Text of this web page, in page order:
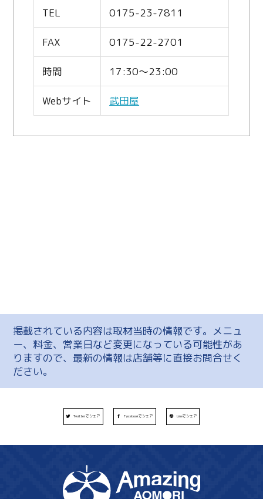
TEL 0175-23-7811
FAX 0175-22-2701
時間 17:30～23:00
Webサイト 武田屋
掲載されている内容は取材当時の情報です。メニュ
ー、料金、営業日など変更になっている可能性があ
りますので、最新の情報は店舗等に直接お問合せく
ださい。
Twitterでシェア Facebookでシェア Lineでシェア